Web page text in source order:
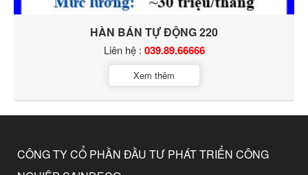
HÀN BÁN TỰ ĐỘNG 220
Liên hệ : 039.89.66666
Xem thêm
CÔNG TY CỔ PHẦN ĐẦU TƯ PHÁT TRIỂN CÔNG